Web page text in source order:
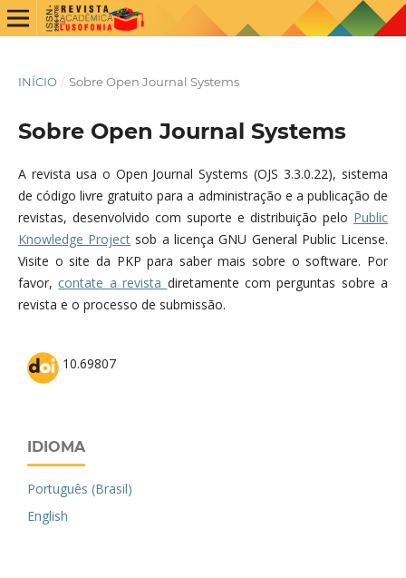
INÍCIO / Sobre Open Journal Systems
Sobre Open Journal Systems
A revista usa o Open Journal Systems (OJS 3.3.0.22), sistema
de código livre gratuito para a administração e a publicação de
revistas, desenvolvido com suporte e distribuição pelo Public
Knowledge Project sob a licença GNU General Public License.
Visite o site da PKP para saber mais sobre o software. Por
favor,contate a revista diretamente com perguntas sobre a
revista e o processo de submissão.
10.69807
IDIOMA
Português (Brasil)
English